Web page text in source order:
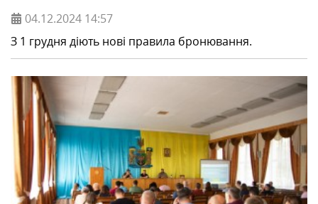
04.12.2024 14:57
З 1 грудня діють нові правила бронювання.